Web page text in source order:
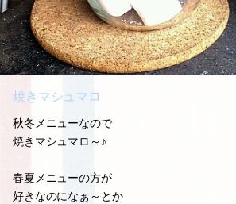
焼きマシュマロ
秋冬メニューなので
焼きマシュマロ～♪
春夏メニューの方が
好きなのになぁ～とか